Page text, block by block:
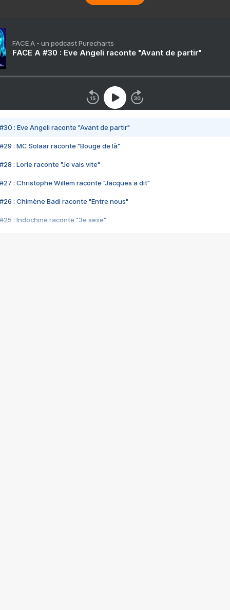
FACE A - un podcast Purecharts
FACE A #30 : Eve Angeli raconte "Avant de partir"
#30 : Eve Angeli raconte "Avant de partir"
#29 : MC Solaar raconte "Bouge de là"
#28 : Lorie raconte "Je vais vite"
#27 : Christophe Willem raconte "Jacques a dit"
#26 : Chimène Badi raconte "Entre nous"
#25 : Indochine raconte "3e sexe"